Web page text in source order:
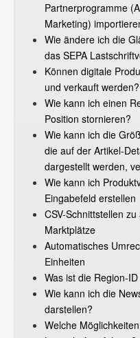
Partnerprogramme
Marketing)
Wie ändere ich die
das SEPA
Können digitale
und verkauft werden?
Wie kann ich einen
Position stornieren?
Wie kann ich die
die auf der Artikel-
dargestellt werden,
Wie kann ich
Eingabefeld erstellen
CSV-Schnittstellen
Marktplätze
Automatisches
Einheiten
Was ist die Region-ID
Wie kann ich die
darstellen?
Welche